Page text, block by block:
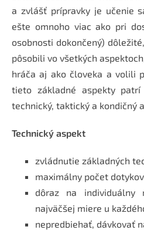
a zvlášť prípravky je učenie
ešte omnoho viac ako pri
osobnosti dokončený)
pôsobili vo všetkých
hráča aj ako človeka a volili
tieto základné aspekty patrí
technický, taktický a kondičný
Technický aspekt
zvládnutie základných
maximálny počet
dôraz na individuálny
najväčšej miere u
nepredbiehať, dávkovať